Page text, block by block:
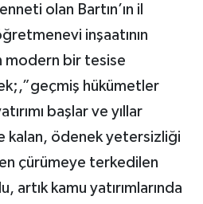
olan Bartın’ın il
inşaatının
modern bir tesise
hükümetler
başlar ve yıllar
kalan, ödenek yetersizliği
çürümeye terkedilen
artık kamu yatırımlarında